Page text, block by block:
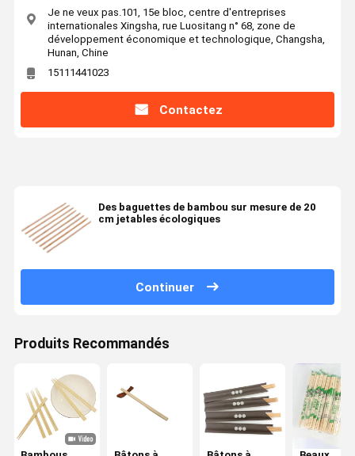
Je ne veux pas.101, 15e bloc, centre d'entreprises
internationales Xingsha, rue Luositang n° 68, zone de
développement économique et technologique, Changsha,
Hunan, Chine
15111441023
Contactez
Des baguettes de bambou sur mesure de 20
cm jetables écologiques
Continuer
Produits Recommandés